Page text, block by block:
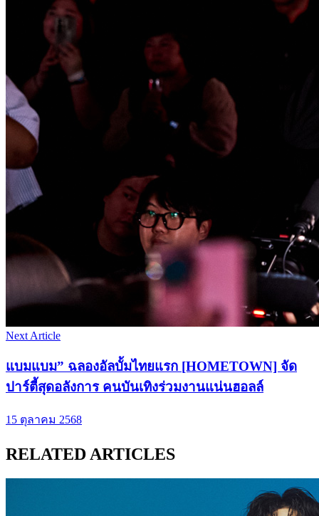
Next Article
แบมแบม” ฉลองอัลบั้มไทยแรก [HOMETOWN] จัด
ปาร์ตี้สุดอลังการ คนบันเทิงร่วมงานแน่นฮอลล์
15 ตุลาคม 2568
RELATED ARTICLES